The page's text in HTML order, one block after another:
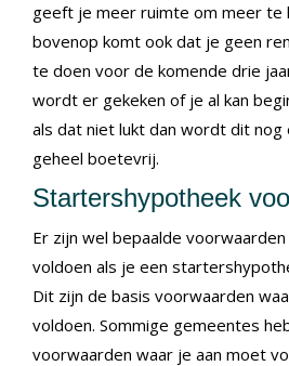
geeft je meer ruimte om meer te
bovenop komt ook dat je geen
te doen voor de komende drie
wordt er gekeken of je al kan
als dat niet lukt dan wordt dit nog
geheel boetevrij.
Startershypotheek
Er zijn wel bepaalde
voldoen als je een
Dit zijn de basis voorwaarden
voldoen. Sommige gemeentes
voorwaarden waar je aan moet